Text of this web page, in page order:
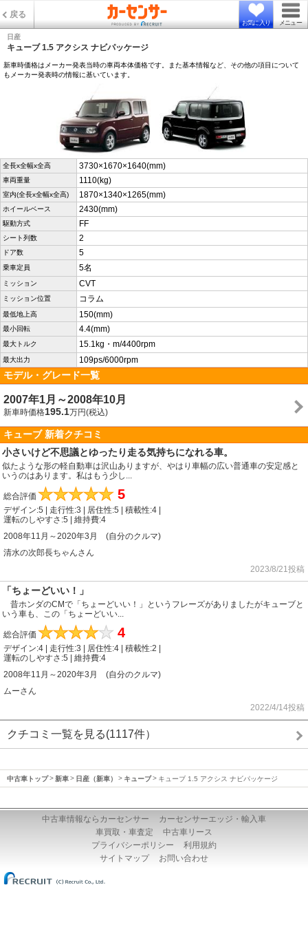
戻る
お気に入り メニュー
日産
キューブ 1.5 アクシス ナビパッケージ
新車時価格はメーカー発表当時の車両本体価格です。また基本情報など、その他の項目について
もメーカー発表時の情報に基いています。
全長x全幅x全高 3730×1670×1640(mm)
車両重量 1110(kg)
室内(全長x全幅x全高) 1870×1340×1265(mm)
ホイールベース 2430(mm)
駆動方式 FF
シート列数 2
ドア数 5
乗車定員 5名
ミッション CVT
ミッション位置 コラム
最低地上高 150(mm)
最小回転 4.4(mm)
最大トルク 15.1kg・m/4400rpm
最大出力 109ps/6000rpm
モデル・グレード一覧
2007年1月～2008年10月
新車時価格195.1万円(税込)
キューブ 新着クチコミ
小さいけど不思議とゆったり走る気持ちになれる車。
似たような形の軽自動車は沢山ありますが、やはり車幅の広い普通車の安定感と
いうのはあります。私はもう少し...
総合評価 ★★★★★ 5
デザイン:5 | 走行性:3 | 居住性:5 | 積載性:4 |
運転のしやすさ:5 | 維持費:4
2008年11月～2020年3月 (自分のクルマ)
清水の次郎長ちゃんさん
2023/8/21投稿
「ちょーどいい！」
昔ホンダのCMで「ちょーどいい！」というフレーズがありましたがキューブと
いう車も、この「ちょーどいい...
総合評価 ★★★★★ 4
デザイン:4 | 走行性:3 | 居住性:4 | 積載性:2 |
運転のしやすさ:5 | 維持費:4
2008年11月～2020年3月 (自分のクルマ)
ムーさん
2022/4/14投稿
クチコミ一覧を見る(1117件）
中古車トップ 新車 日産（新車） キューブ キューブ 1.5 アクシス ナビパッケージ
中古車情報ならカーセンサー
カーセンサーエッジ・輸入車
車買取・車査定
中古車リース
プライバシーポリシー
利用規約
サイトマップ
お問い合わせ